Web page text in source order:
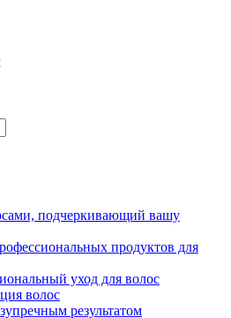
подчеркивающий вашу
продуктов для
уход для волос
волос
результатом